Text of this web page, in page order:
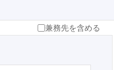
兼務先を含める